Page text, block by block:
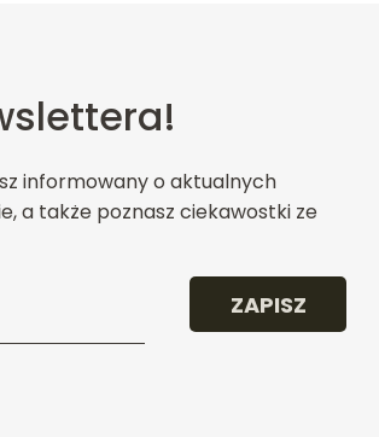
informowany o aktualnych
a także poznasz ciekawostki ze
ZAPISZ